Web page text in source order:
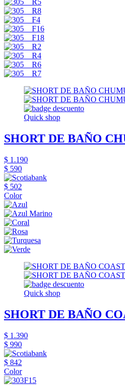
Quick shop
SHORT DE BAÑO
$ 1.190
$ 590
$ 502
Color
Quick shop
SHORT DE BAÑO
$ 1.390
$ 990
$ 842
Color